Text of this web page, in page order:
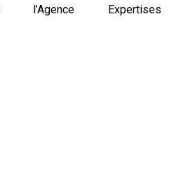
l’Agence Expertises